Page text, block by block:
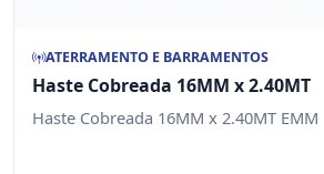
ATERRAMENTO E BARRAMENTOS
Haste Cobreada 16MM x 2.40MT
Haste Cobreada 16MM x 2.40MT EMM